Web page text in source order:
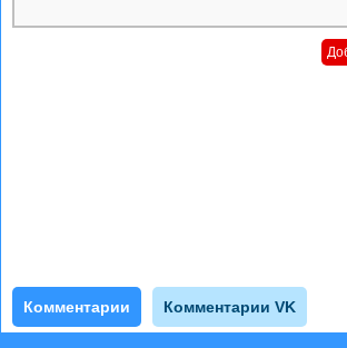
Комментарии Комментарии VK